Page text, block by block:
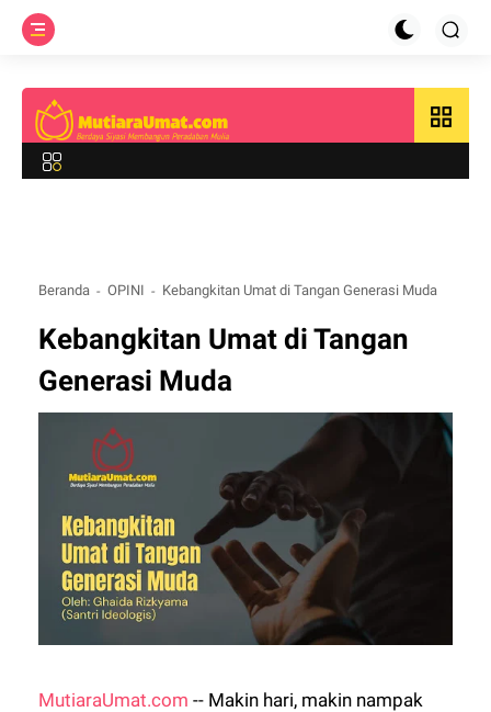
grid_view
Beranda OPINI Kebangkitan Umat di Tangan Generasi Muda
Kebangkitan Umat di Tangan
Generasi Muda
MutiaraUmat.com -- Makin hari, makin nampak